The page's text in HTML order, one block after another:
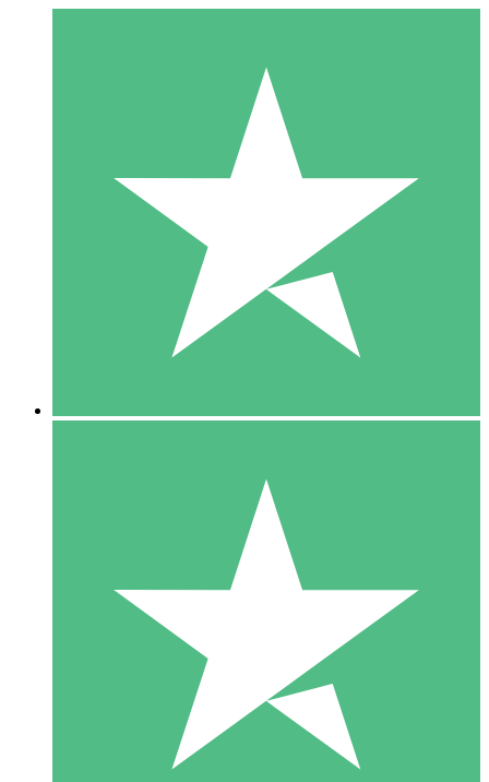
Pacotes de Créditos Individuais
Pague conforme o uso com créditos de download. Sem
1000
10 Downloads
20 00